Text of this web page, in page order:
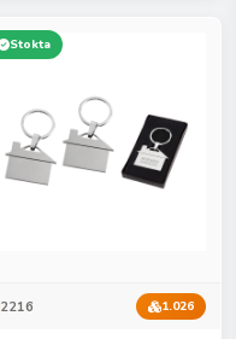
Stokta
2216 1.026